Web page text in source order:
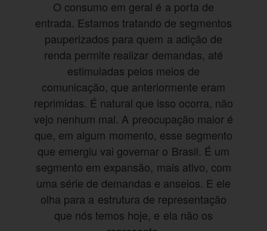
O consumo em geral é a porta de
entrada. Estamos tratando de segmentos
pauperizados para quem a adição de
renda permite realizar demandas, até
estimuladas pelos meios de
comunicação, que anteriormente eram
reprimidas. É natural que isso ocorra, não
vejo nenhum mal. A preocupação maior é
que, em algum momento, esse segmento
que emergiu vai governar o Brasil. É um
segmento em expansão, mais ativo, com
uma série de demandas e anseios. E ele
olha para a estrutura de representação
que nós temos hoje, e ela não os